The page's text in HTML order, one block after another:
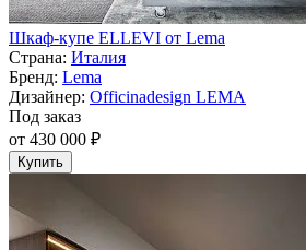
Шкаф-купе ELLEVI от Lema
Страна: Италия
Бренд: Lema
Дизайнер: Officinadesign LEMA
Под заказ
от 430 000 ₽
Купить